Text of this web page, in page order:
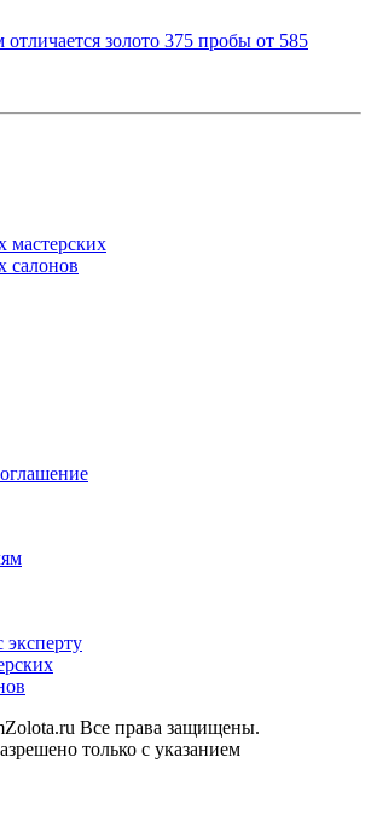
золото 375 пробы от 585
мастерских
салонов
эксперту
Все права защищены.
только с указанием